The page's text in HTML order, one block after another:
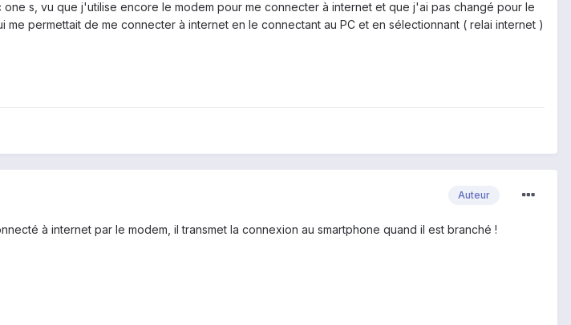
s, vu que j'utilise encore le modem pour me connecter à internet et que j'ai pas changé pour le
permettait de me connecter à internet en le connectant au PC et en sélectionnant ( relai internet )
Auteur
à internet par le modem, il transmet la connexion au smartphone quand il est branché !